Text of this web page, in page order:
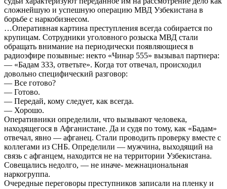
сложнейшую и успешную операцию МВД Узбекистана в
борьбе с наркобизнесом.
…Оперативная картина преступления всегда собирается по
крупицам. Сотрудники уголовного розыска МВД стали
обращать внимание на периодически появляющиеся в
радиоэфире позывные: некто «Чинар 555» вызывал партнера:
— «Бадам 333, ответьте». Когда тот отвечал, происходил
довольно специфический разговор:
— Все готово?
— Готово.
— Передай, кому следует, как всегда.
— Хорошо.
Оперативники определили, что вызывают человека,
находящегося в Афганистане. Да и судя по тому, как «Бадам»
отвечал, явно — афганец. Стали проводить проверку вместе с
коллегами из СНБ. Определили — мужчина, выходящий на
связь с афганцем, находится не на территории Узбекистана.
Совещались недолго, — не иначе- межнациональная
наркогруппа.
Очередные переговоры преступников записали на пленку и